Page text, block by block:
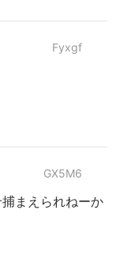
Fyxgf
GX5M6
まえられねーか